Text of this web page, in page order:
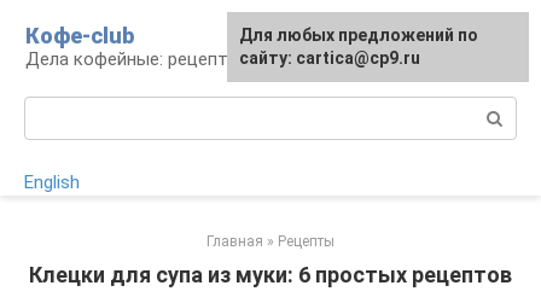
контенту
Кофе-club
Дела кофейные: рецепты и приготовление
English
Главная » Рецепты
Клецки для супа из муки: 6 простых рецептов
Для любых предложений по
сайту: cartica@cp9.ru